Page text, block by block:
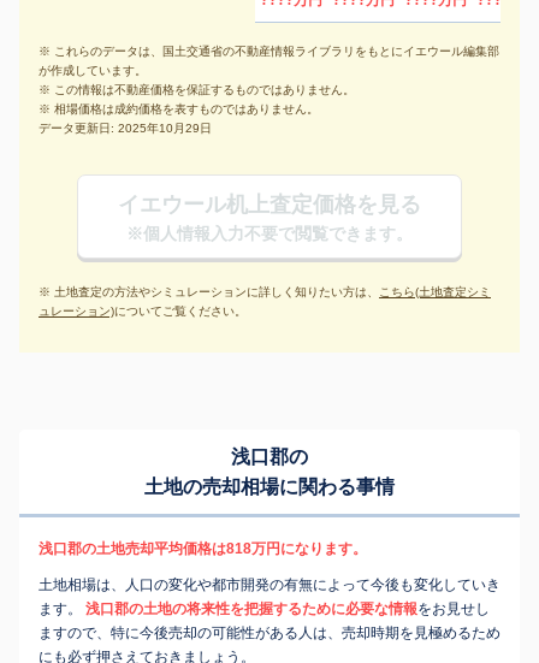
※ これらのデータは、国土交通省の不動産情報ライブラリをもとにイエウール編集部
が作成しています。
※ この情報は不動産価格を保証するものではありません。
※ 相場価格は成約価格を表すものではありません。
データ更新日: 2025年10月29日
イエウール机上査定価格を見る
※個人情報入力不要で閲覧できます。
※ 土地査定の方法やシミュレーションに詳しく知りたい方は、 こちら(土地査定シミ
ュレーション)についてご覧ください。
浅口郡の
土地の売却相場に関わる事情
浅口郡の土地売却平均価格は818万円になります。
土地相場は、人口の変化や都市開発の有無によって今後も変化していき
ます。
浅口郡の土地の将来性を把握するために必要な情報をお見せし
ますので、特に今後売却の可能性がある人は、売却時期を見極めるため
にも必ず押さえておきましょう。